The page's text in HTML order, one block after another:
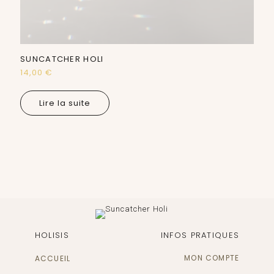
SUNCATCHER HOLI
14,00 €
Lire la suite
HOLISIS
ACCUEIL
INFOS PRATIQUES
MON COMPTE